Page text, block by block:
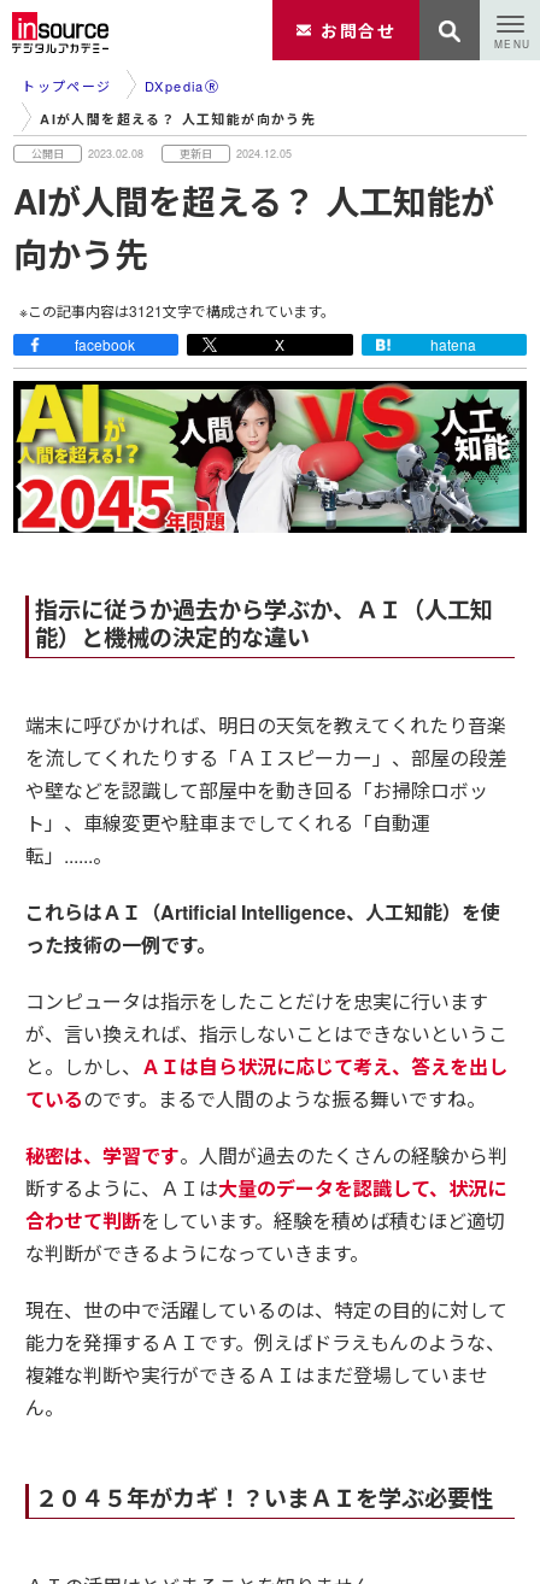
お問合せ
トップページ DXpediaⓇ
AIが人間を超える？ 人工知能が向かう先
2023.02.08 2024.12.05
AIが人間を超える？ 人工知能が
向かう先
※この記事内容は3121文字で構成されています。
facebook
X hatena
指示に従うか過去から学ぶか、 ＡＩ（人工知
能）と機械の決定的な違い
端末に呼びかければ、明日の天気を教えてくれたり音楽
を流してくれたりする「ＡＩスピーカー」、部屋の段差
や壁などを認識して部屋中を動き回る「お掃除ロボッ
ト」、車線変更や駐車までしてくれる「自動運
転」......。
これらはＡＩ（Artificial Intelligence、人工知能）を使
った技術の一例です。
コンピュータは指示をしたことだけを忠実に行います
が、言い換えれば、指示しないことはできないというこ
と。しかし、 ＡＩは自ら状況に応じて考え、答えを出し
ているのです。まるで人間のような振る舞いですね。
秘密は、学習です。人間が過去のたくさんの経験から判
断するように、ＡＩは大量のデータを認識して、状況に
合わせて判断をしています。経験を積めば積むほど適切
な判断ができるようになっていきます。
現在、世の中で活躍しているのは、特定の目的に対して
能力を発揮するＡＩです。例えばドラえもんのような、
複雑な判断や実行ができるＡＩはまだ登場していませ
ん。
２０４５年がカギ！？ いまＡＩを学ぶ必要性